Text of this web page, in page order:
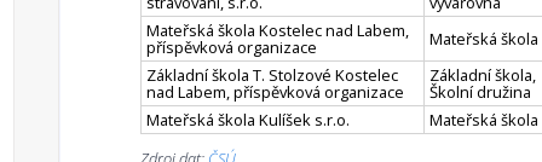
Mateřská škola Kostelec nad Labem,
příspěvková organizace
Mateřská škola
Základní škola T. Stolzové Kostelec
nad Labem, příspěvková organizace
Základní škola,
Školní družina
Mateřská škola Kulíšek s.r.o.
Mateřská škola